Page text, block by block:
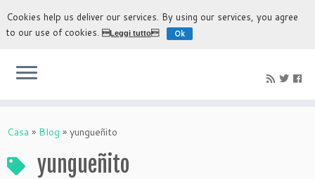
L'esperienza più autentica di scoprire Bolivia
Casa » Blog » yungueñito
yungueñito
Cookies help us deliver our services. By using our services, you agree
to our use of cookies.Leggi tutto Ok